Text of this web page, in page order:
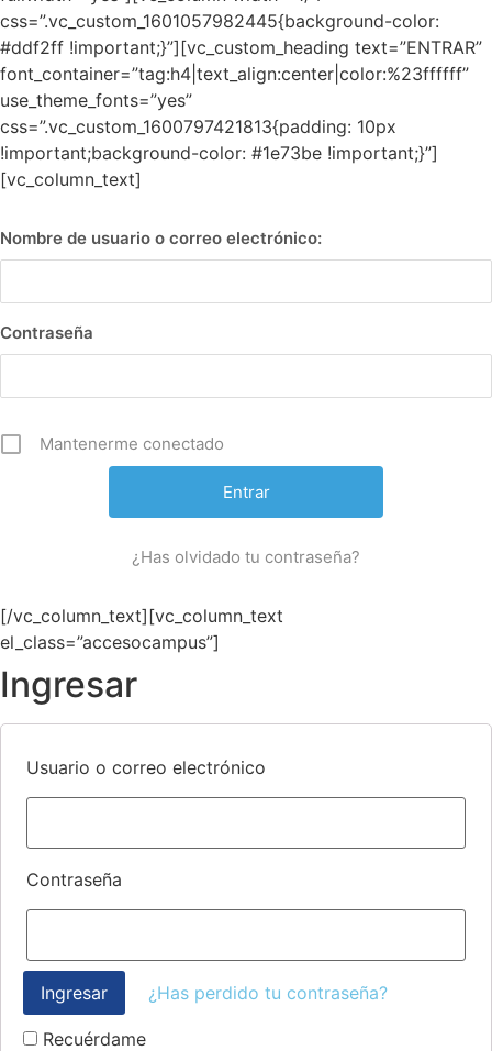
css=”.vc_custom_1601057982445{background-color:
#ddf2ff !important;}”][vc_custom_heading text=”ENTRAR”
font_container=”tag:h4|text_align:center|color:%23ffffff”
use_theme_fonts=”yes”
css=”.vc_custom_1600797421813{padding: 10px
!important;background-color: #1e73be !important;}”]
[vc_column_text]
Nombre de usuario o correo electrónico:
Contraseña
Mantenerme conectado
¿Has olvidado tu contraseña?
[/vc_column_text][vc_column_text
el_class=”accesocampus”]
Ingresar
Usuario o correo electrónico
Contraseña
¿Has perdido tu contraseña?
Recuérdame